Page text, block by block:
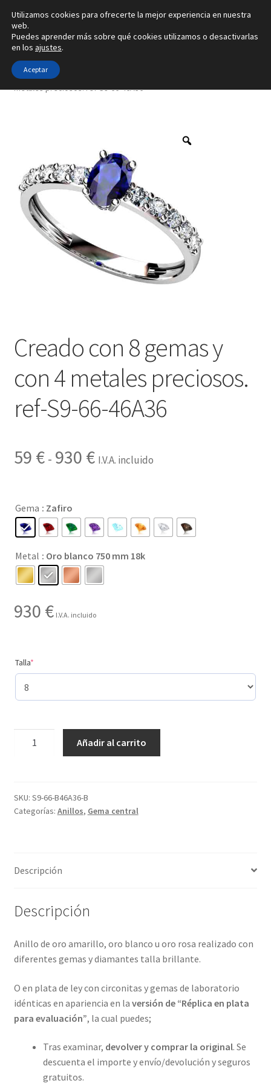
Ir
a
la
navegación
Ir
al
contenido
Inicio
Alianzas
Pendientes
Colgantes
Sobre nosotros
Inicio Tipo de joya
metales preciosos. ref-S9-66-46A36
Creado con 8 gemas y
con 4 metales preciosos.
ref-S9-66-46A36
59 € - 930 €Rango
desde
59 €
hasta
930 €
I.V.A. incluido
Gema : Zafiro
Metal : Oro blanco 750 mm 18k
930 € I.V.A. incluido
Talla*(required)
y
con
ref-
46A36
Añadir al carrito
SKU: S9-66-B46A36-B
Categorías: Anillos, Gema central
Descripción
Descripción
Anillo de oro amarillo, oro blanco u oro rosa realizado con
diferentes gemas y diamantes talla brillante.
O en plata de ley con circonitas y gemas de laboratorio
idénticas en apariencia en la versión de “Réplica en plata
para evaluación”, la cual puedes;
Tras examinar, devolver y comprar la original. Se
descuenta el importe y envío/devolución y seguros
gratuitos.
Utilizamos cookies para ofrecerte la mejor experiencia en nuestra
web.
Puedes aprender más sobre qué cookies utilizamos o desactivarlas
en los ajustes.
Aceptar